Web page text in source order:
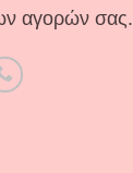
αγορών σας.